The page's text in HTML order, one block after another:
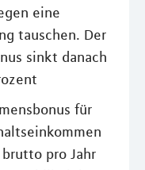
eine
tauschen. Der
sinkt danach
für
pro Jahr